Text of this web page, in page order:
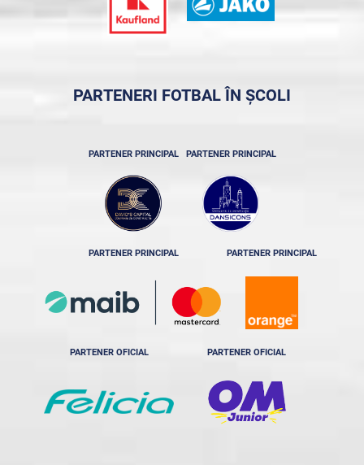
PARTENERI FOTBAL ÎN ȘCOLI
PARTENER PRINCIPAL PARTENER PRINCIPAL
PARTENER PRINCIPAL PARTENER PRINCIPAL
PARTENER OFICIAL PARTENER OFICIAL